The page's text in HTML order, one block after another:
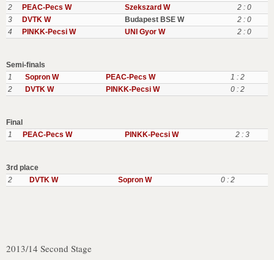
2
PEAC-Pecs W Szekszard W
2 : 0
3
DVTK W Budapest BSE W
2 : 0
4
PINKK-Pecsi W UNI Gyor W 2 : 0
Semi-finals
1
Sopron W PEAC-Pecs W
1 : 2
2
DVTK W PINKK-Pecsi W 0 : 2
Final
1
PEAC-Pecs W PINKK-Pecsi W 2 : 3
3rd place
2
DVTK W Sopron W 0 : 2
2013/14 Second Stage